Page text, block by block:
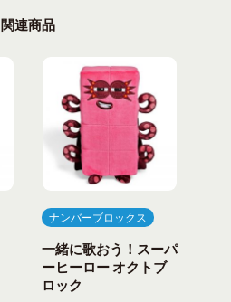
関連商品
ナンバーブロックス
一緒に歌おう！スーパ
ーヒーロー オクトブ
ロック